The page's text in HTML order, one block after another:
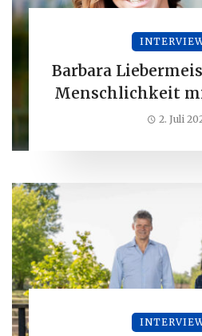
Barbara
Menschlichkeit
2. Juli